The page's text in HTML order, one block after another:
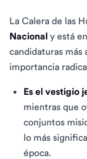
La Calera de las
Nacional y está
candidaturas más
importancia
Es el vestigio
mientras que
conjuntos
lo más
época.